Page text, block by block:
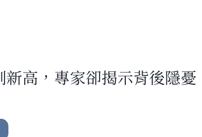
高，專家卻揭示背後隱憂